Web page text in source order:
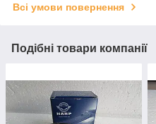
Всі умови повернення
Подібні товари компанії